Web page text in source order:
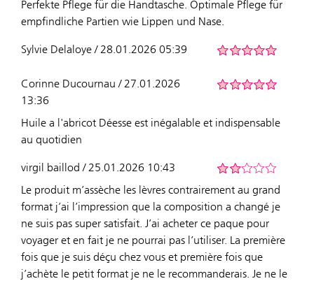
Perfekte Pflege für die Handtasche. Optimale Pflege für
empfindliche Partien wie Lippen und Nase.
Sylvie Delaloye / 28.01.2026 05:39
Corinne Ducournau / 27.01.2026
13:36
Huile a l'abricot Déesse est inégalable et indispensable
au quotidien
virgil baillod / 25.01.2026 10:43
Le produit m’assèche les lèvres contrairement au grand
format j’ai l’impression que la composition a changé je
ne suis pas super satisfait. J’ai acheter ce paque pour
voyager et en fait je ne pourrai pas l’utiliser. La première
fois que je suis déçu chez vous et première fois que
j’achète le petit format je ne le recommanderais. Je ne le